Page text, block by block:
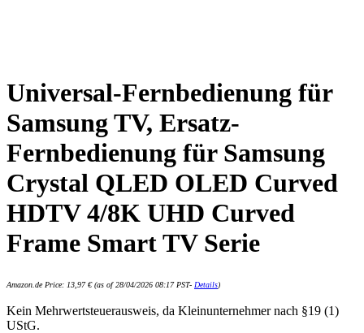
Universal-Fernbedienung für
Samsung TV, Ersatz-
Fernbedienung für Samsung
Crystal QLED OLED Curved
HDTV 4/8K UHD Curved
Frame Smart TV Serie
Amazon.de Price: 13,97€(as of 28/04/2026 08:17 PST- Details)
Kein Mehrwertsteuerausweis, da Kleinunternehmer nach §19 (1)
UStG.